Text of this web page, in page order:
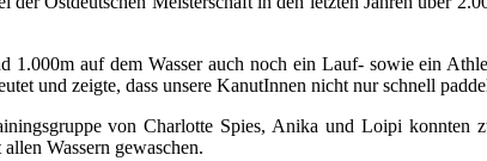
1.000m auf dem Wasser auch noch ein Lauf- sowie ein
und zeigte, dass unsere KanutInnen nicht nur schnell
von Charlotte Spies, Anika und Loipi
Wassern gewaschen.